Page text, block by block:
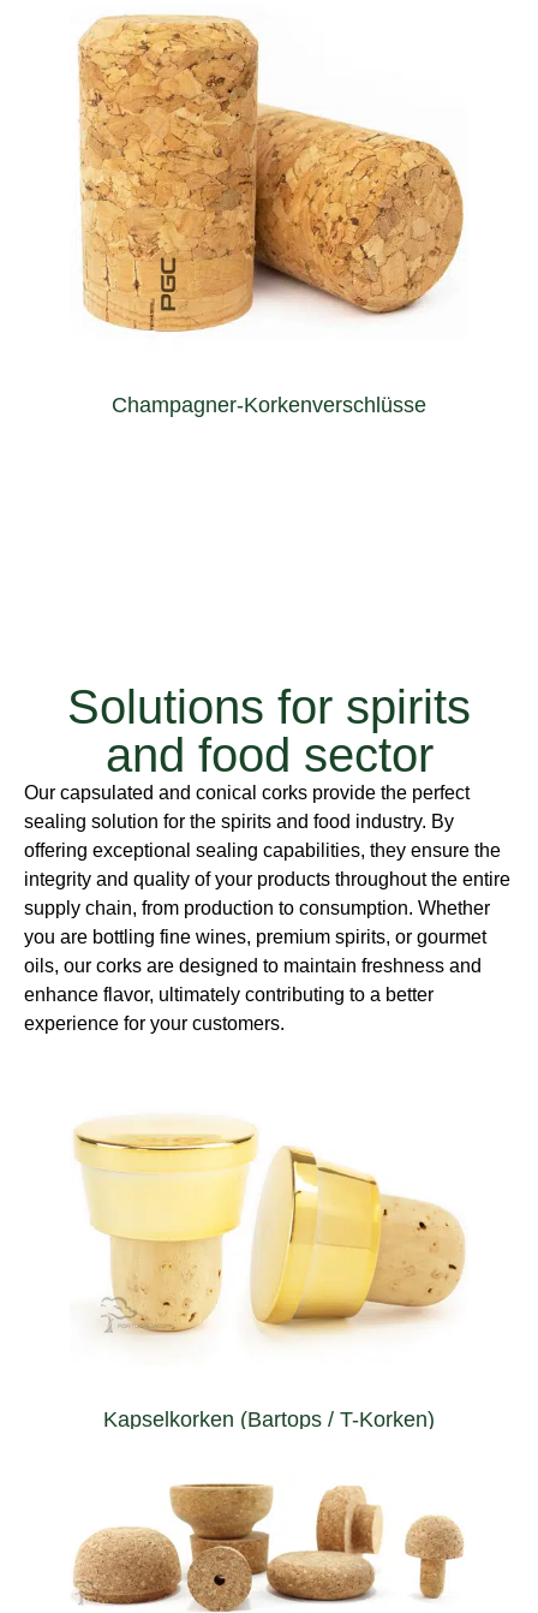
Agglomerierte Korkstopfen
Champagner-Korkenverschlüsse
Capable of managing the high pressure inside the bottle
assuring that champagne, cava, beer or sparkling wine
will keep its bubbly freshness for longer.
Solutions for spirits
and food sector
Our capsulated and conical corks provide the perfect
sealing solution for the spirits and food industry. By
offering exceptional sealing capabilities, they ensure the
integrity and quality of your products throughout the entire
supply chain, from production to consumption. Whether
you are bottling fine wines, premium spirits, or gourmet
oils, our corks are designed to maintain freshness and
enhance flavor, ultimately contributing to a better
experience for your customers.
Kapselkorken (Bartops / T-Korken)
Can be extracted multiple times from the bottle without
using a cork screw. A perfect solution for bottling fortified
wines, liquors, spirits...
Korken ein markantes Merkmal dar, wenn es darum geht,
eine Flasche zu öffnen.